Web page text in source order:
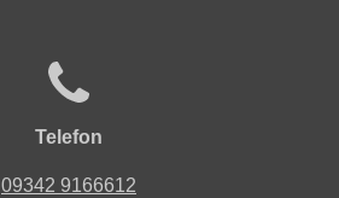
Telefon
09342 9166612